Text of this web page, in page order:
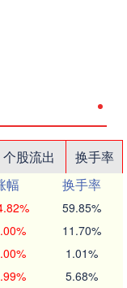
个股流出
换手率
幅
换手率
59.85%
11.70%
1.01%
5.68%